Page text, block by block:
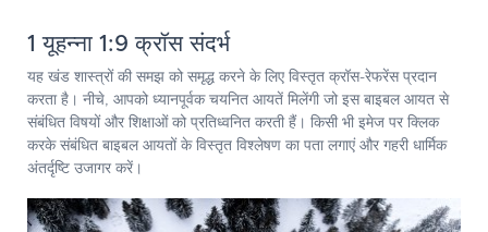
1 यूहन्ना 1:9 क्रॉस संदर्भ
यह खंड शास्त्रों की समझ को समृद्ध करने के लिए विस्तृत क्रॉस-रेफरेंस प्रदान
करता है। नीचे, आपको ध्यानपूर्वक चयनित आयतें मिलेंगी जो इस बाइबल आयत से
संबंधित विषयों और शिक्षाओं को प्रतिध्वनित करती हैं। किसी भी इमेज पर क्लिक
करके संबंधित बाइबल आयतों के विस्तृत विश्लेषण का पता लगाएं और गहरी धार्मिक
अंतर्दृष्टि उजागर करें।